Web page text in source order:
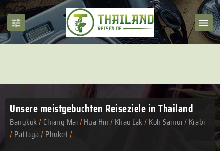
Unsere meistgebuchten Reiseziele in Thailand
Bangkok/Chiang Mai/Hua Hin/Khao Lak/Koh Samui/Krabi
/Pattaya/Phuket/